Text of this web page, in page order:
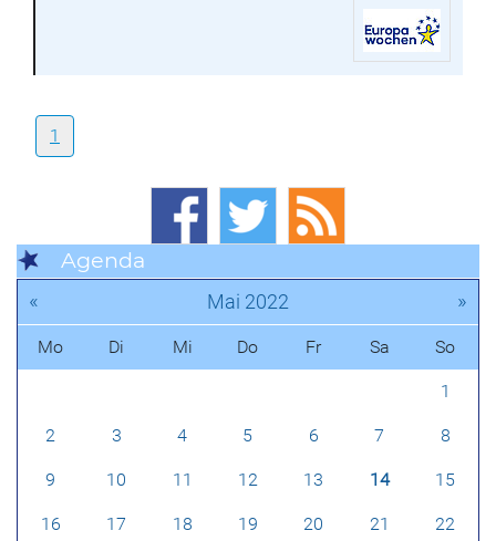
1
Agenda
« Mai 2022 »
Mo Di Mi Do Fr Sa So
1
2 3 4 5 6 7 8
9 10 11 12 13 14 15
16 17 18 19 20 21 22